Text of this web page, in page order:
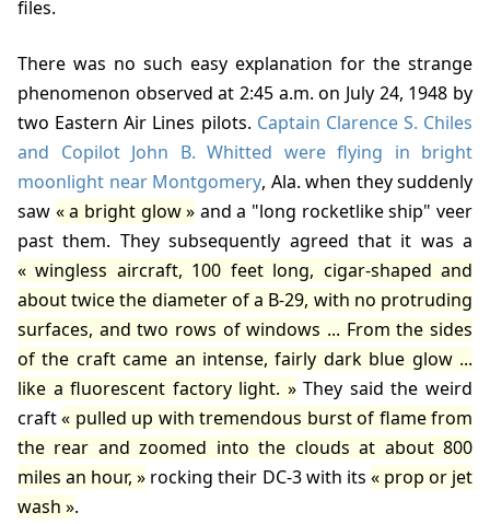
files.
There was no such easy explanation for the strange
phenomenon observed at 2:45 a.m. on July 24, 1948 by
two Eastern Air Lines pilots. Captain Clarence S. Chiles
and Copilot John B. Whitted were flying in bright
moonlight near Montgomery, Ala. when they suddenly
saw
a bright glow
and a "long rocketlike ship" veer
past them. They subsequently agreed that it was a
wingless aircraft, 100 feet long, cigar-shaped and
about twice the diameter of a B-29, with no protruding
surfaces, and two rows of windows ... From the sides
of the craft came an intense, fairly dark blue glow ...
like a fluorescent factory light.
They said the weird
craft
pulled up with tremendous burst of flame from
the rear and zoomed into the clouds at about 800
miles an hour,
rocking their DC-3 with its
prop or jet
wash
.